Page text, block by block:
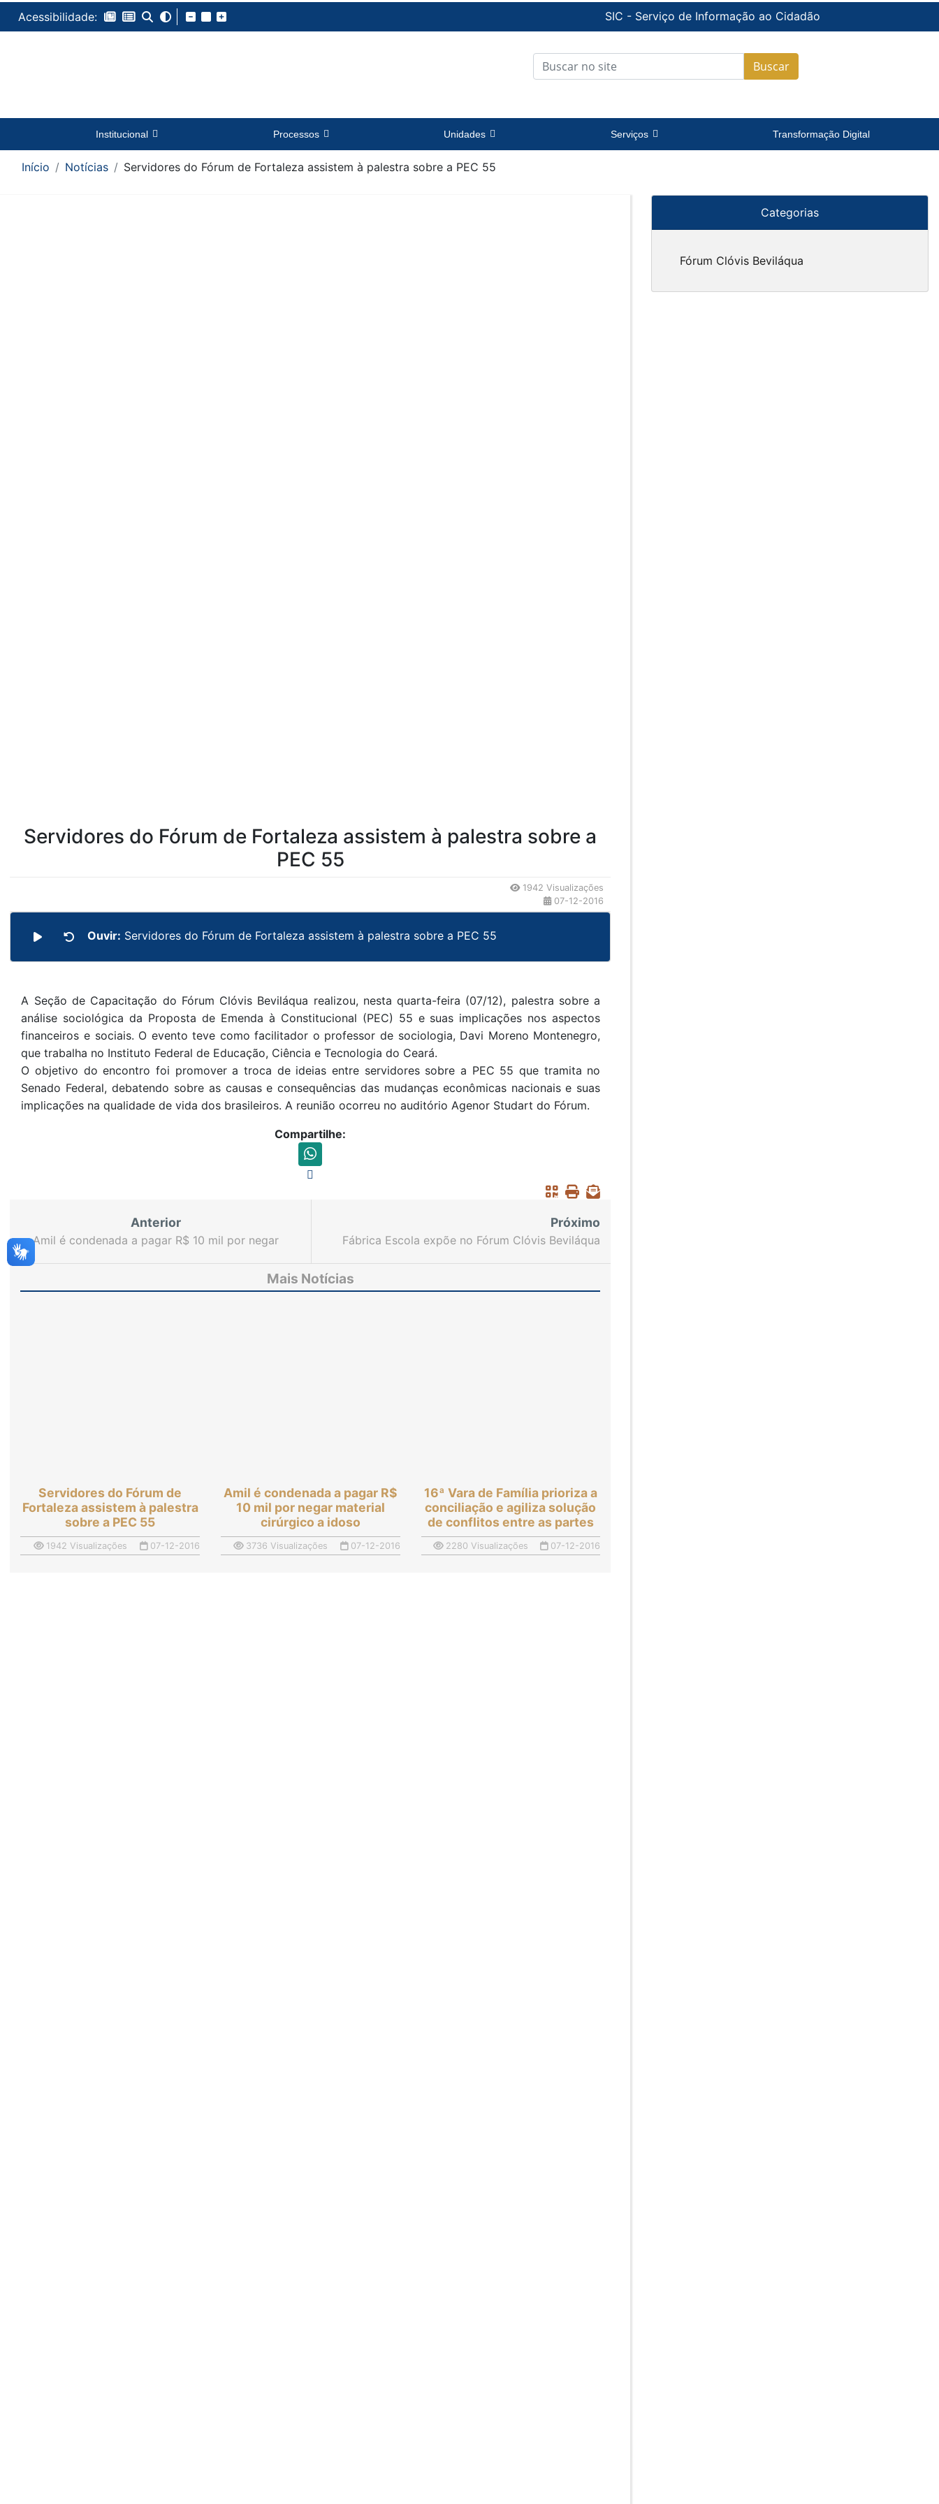
Acessibilidade: SIC - Serviço de Informação ao Cidadão
Buscar
Institucional Processos Unidades Serviços Transformação Digital
Início Notícias Servidores do Fórum de Fortaleza assistem à palestra sobre a PEC 55
Servidores do Fórum de Fortaleza assistem à palestra sobre a
PEC 55
1942 Visualizações
07-12-2016
Ouvir: Servidores do Fórum de Fortaleza assistem à palestra sobre a PEC 55
A Seção de Capacitação do Fórum Clóvis Beviláqua realizou, nesta quarta-feira (07/12), palestra sobre a
análise sociológica da Proposta de Emenda à Constitucional (PEC) 55 e suas implicações nos aspectos
financeiros e sociais. O evento teve como facilitador o professor de sociologia, Davi Moreno Montenegro,
que trabalha no Instituto Federal de Educação, Ciência e Tecnologia do Ceará.
O objetivo do encontro foi promover a troca de ideias entre servidores sobre a PEC 55 que tramita no
Senado Federal, debatendo sobre as causas e consequências das mudanças econômicas nacionais e suas
implicações na qualidade de vida dos brasileiros. A reunião ocorreu no auditório Agenor Studart do Fórum.
Compartilhe:
Anterior
Amil é condenada a pagar R$ 10 mil por negar
Próximo
Fábrica Escola expõe no Fórum Clóvis Beviláqua
Mais Notícias
Servidores do Fórum de
Fortaleza assistem à palestra
sobre a PEC 55
1942 Visualizações 07-12-2016
Amil é condenada a pagar R$
10 mil por negar material
cirúrgico a idoso
3736 Visualizações 07-12-2016
16ª Vara de Família prioriza a
conciliação e agiliza solução
de conflitos entre as partes
2280 Visualizações 07-12-2016
Categorias
Fórum Clóvis Beviláqua